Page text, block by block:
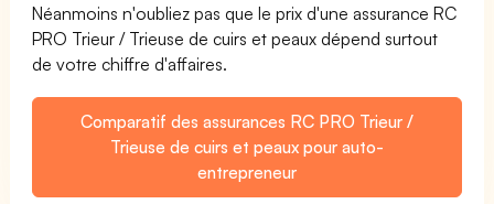
Néanmoins n'oubliez pas que le prix d'une assurance RC
PRO Trieur / Trieuse de cuirs et peaux dépend surtout
de votre chiffre d'affaires.
Comparatif des assurances RC PRO Trieur /
Trieuse de cuirs et peaux pour auto-
entrepreneur